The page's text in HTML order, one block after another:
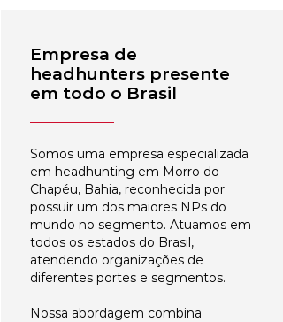
Empresa de
headhunters presente
em todo o Brasil
Somos uma empresa especializada
em headhunting em Morro do
Chapéu, Bahia, reconhecida por
possuir um dos maiores NPs do
mundo no segmento. Atuamos em
todos os estados do Brasil,
atendendo organizações de
diferentes portes e segmentos.
Nossa abordagem combina